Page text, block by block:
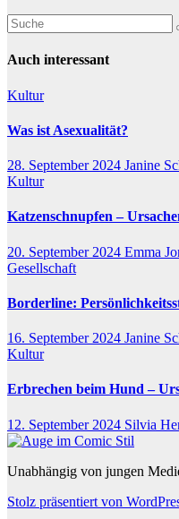
Auch interessant
Kultur
Was ist Asexualität?
28. September 2024 Janine
Kultur
Katzenschnupfen –
20. September 2024 Emma
Gesellschaft
Borderline:
16. September 2024 Janine
Kultur
Erbrechen beim Hund –
12. September 2024 Silvia
Unabhängig von jungen
Stolz präsentiert von